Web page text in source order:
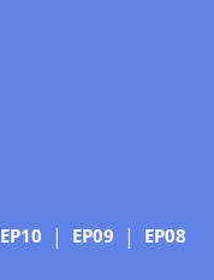
EP10 | EP09 | EP08